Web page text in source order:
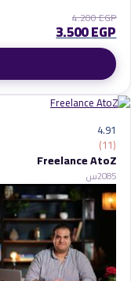
4.200EGP
3.500EGP
4.91
(11)
Freelance AtoZ
8520س